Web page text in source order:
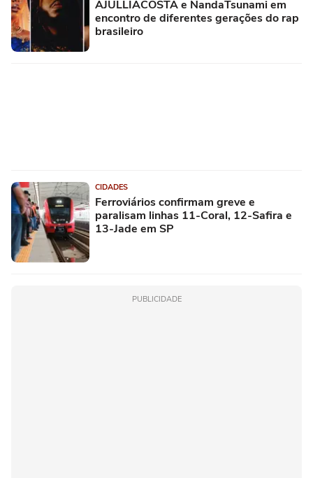
AJULLIACOSTA e NandaTsunami em
encontro de diferentes gerações do rap
brasileiro
CIDADES
Ferroviários confirmam greve e
paralisam linhas 11-Coral, 12-Safira e
13-Jade em SP
PUBLICIDADE